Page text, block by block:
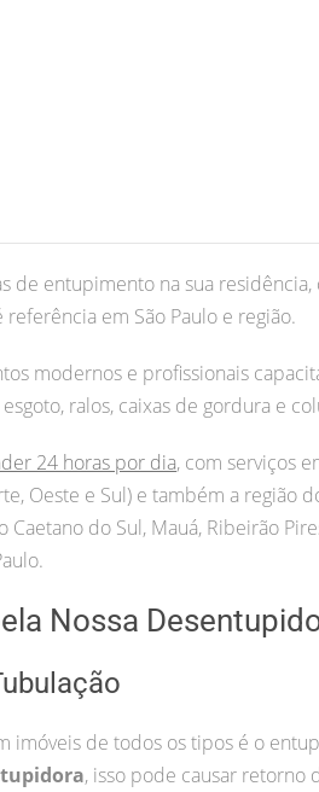
de entupimento na sua
referência em São Paulo e região.
modernos e profissionais
ralos, caixas de gordura e
24 horas por dia, com serviços
Oeste e Sul) e também a região
do Sul, Mauá, Ribeirão
Nossa
imóveis de todos os tipos é o
, isso pode causar retorno